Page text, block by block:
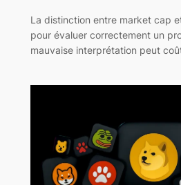
La distinction entre market cap
pour évaluer correctement un
mauvaise interprétation peut